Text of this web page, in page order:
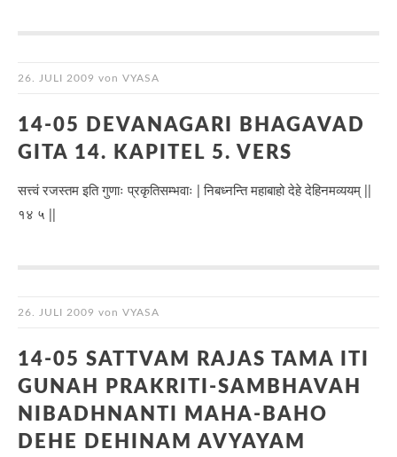
26. JULI 2009 von VYASA
14-05 DEVANAGARI BHAGAVAD
GITA 14. KAPITEL 5. VERS
सत्त्वं रजस्तम इति गुणाः प्रकृतिसम्भवाः | निबध्नन्ति महाबाहो देहे देहिनमव्ययम् ||
१४ ५ ||
26. JULI 2009 von VYASA
14-05 SATTVAM RAJAS TAMA ITI
GUNAH PRAKRITI-SAMBHAVAH
NIBADHNANTI MAHA-BAHO
DEHE DEHINAM AVYAYAM